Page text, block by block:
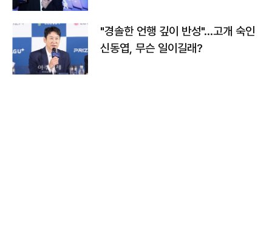
"경솔한 언행 깊이 반성"…고개 숙인
신동엽, 무슨 일이길래?